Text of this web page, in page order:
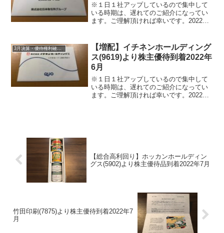
※１日１社アップしているので集中して
いる時期は、遅れてのご紹介になってい
ます。ご理解頂ければ幸いです。2022年6
日本取引所グループ(8697)について 銘
柄紹介まず...
3月決算・優待権利確定銘柄
【増配】イチネンホールディング
ス(9619)より株主優待到着2022年
6月
※１日１社アップしているので集中して
いる時期は、遅れてのご紹介になってい
ます。ご理解頂ければ幸いです。2022年6
【総合高利回り】ホッカンホールディン
グス(5902)より株主優待品到着2022年7月
竹田印刷(7875)より株主優待到着2022年7
月